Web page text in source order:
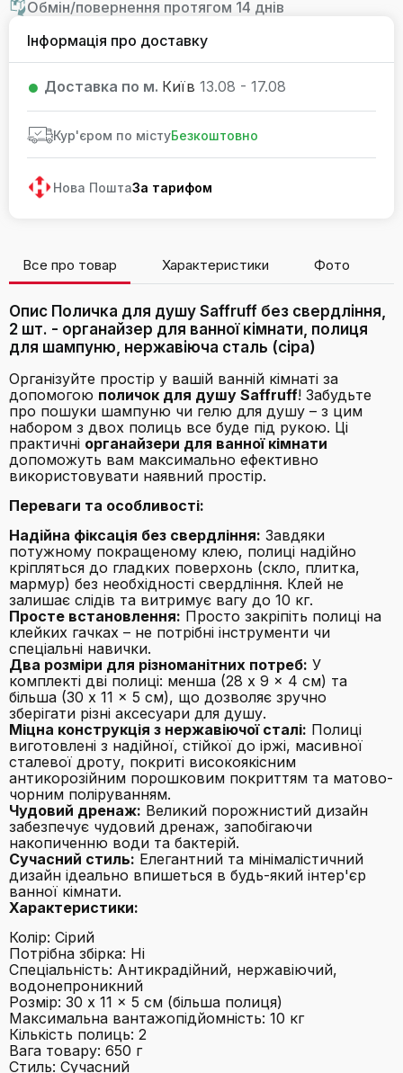
Обмін/повернення протягом 14 днів
Інформація про доставку
Доставка по м. Київ 13.08 - 17.08
Кур'єром по містуБезкоштовно
Нова ПоштаЗа тарифом
Все про товар Характеристики Фото
Опис Поличка для душу Saffruff без свердління,
2 шт. - органайзер для ванної кімнати, полиця
для шампуню, нержавіюча сталь (сіра)
Організуйте простір у вашій ванній кімнаті за
допомогою поличок для душу Saffruff! Забудьте
про пошуки шампуню чи гелю для душу – з цим
набором з двох полиць все буде під рукою. Ці
практичні органайзери для ванної кімнати
допоможуть вам максимально ефективно
використовувати наявний простір.
Переваги та особливості:
Надійна фіксація без свердління: Завдяки
потужному покращеному клею, полиці надійно
кріпляться до гладких поверхонь (скло, плитка,
мармур) без необхідності свердління. Клей не
залишає слідів та витримує вагу до 10 кг.
Просте встановлення: Просто закріпіть полиці на
клейких гачках – не потрібні інструменти чи
спеціальні навички.
Два розміри для різноманітних потреб: У
комплекті дві полиці: менша (28 x 9 x 4 см) та
більша (30 x 11 x 5 см), що дозволяє зручно
зберігати різні аксесуари для душу.
Міцна конструкція з нержавіючої сталі: Полиці
виготовлені з надійної, стійкої до іржі, масивної
сталевої дроту, покриті високоякісним
антикорозійним порошковим покриттям та матово-
чорним поліруванням.
Чудовий дренаж: Великий порожнистий дизайн
забезпечує чудовий дренаж, запобігаючи
накопиченню води та бактерій.
Сучасний стиль: Елегантний та мінімалістичний
дизайн ідеально впишеться в будь-який інтер'єр
ванної кімнати.
Характеристики:
Колір: Сірий
Потрібна збірка: Ні
Спеціальність: Антикрадійний, нержавіючий,
водонепроникний
Розмір: 30 x 11 x 5 см (більша полиця)
Максимальна вантажопідйомність: 10 кг
Кількість полиць: 2
Вага товару: 650 г
Стиль: Сучасний